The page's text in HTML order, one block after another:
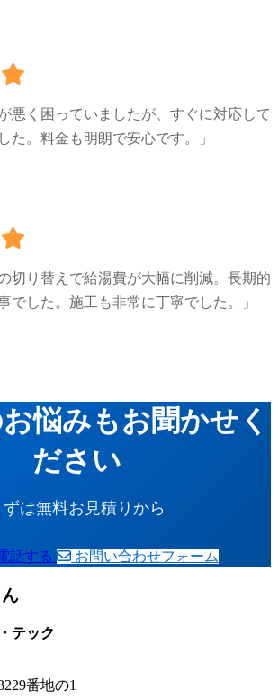
悪く困っていましたが、すぐに対応して
た。料金も明朗で安心です。」
切り替えで給湯費が大幅に削減。長期的
でした。施工も非常に丁寧でした。」
悩みもお聞かせく
ださい
ずは無料お見積りから
話する お問い合わせフォーム
テック
番地の1